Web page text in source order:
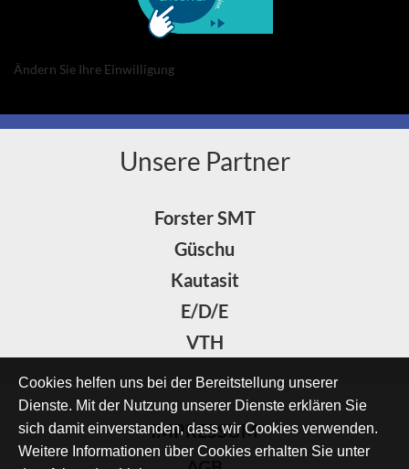
Ändern Sie Ihre Einwilligung
Unsere Partner
Forster SMT
Güschu
Kautasit
E/D/E
VTH
IMPRESSUM
Cookies helfen uns bei der Bereitstellung unserer
Dienste. Mit der Nutzung unserer Dienste erklären Sie
sich damit einverstanden, dass wir Cookies verwenden.
Weitere Informationen über Cookies erhalten Sie unter